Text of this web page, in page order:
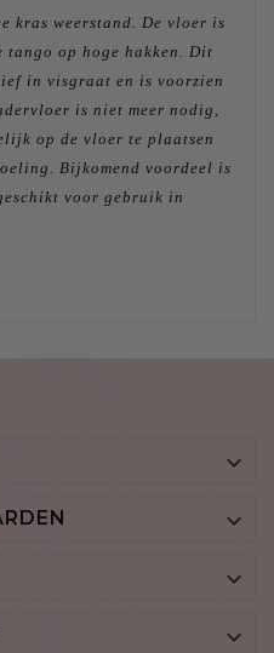
kras weerstand. De vloer is
op hoge hakken. Dit
in visgraat en is voorzien
is niet meer nodig,
op de vloer te plaatsen
Bijkomend voordeel is
voor gebruik in



